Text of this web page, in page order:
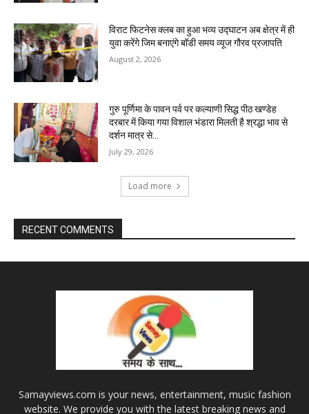
विराट फिटनेस क्लब का हुआ भव्य उद्घाटन अब क्षेत्र में ही
युवा करेंगे जिम बनाएंगे बॉडी समय व्यूज गौरव प्रजापति
August 2, 2026
गुरु पूर्णिमा के पावन पर्व पर कल्याणी सिद्ध पीठ खण्डेह
दरबार में किया गया विशाल भंडारा मिलती है श्रद्धा भाव से
दर्शन मात्र से...
July 29, 2026
Load more
RECENT COMMENTS
Samayviews.com is your news, entertainment, music fashion
website. We provide you with the latest breaking news and